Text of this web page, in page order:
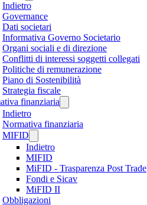
Indietro
Governance
Dati societari
Informativa Governo Societario
Organi sociali e di direzione
Conflitti di interessi soggetti collegati
Politiche di remunerazione
Piano di Sostenibilità
Strategia fiscale
finanziaria
Indietro
Normativa finanziaria
MIFID
Indietro
MIFID
MiFID - Trasparenza Post Trade
Fondi e Sicav
MiFID II
Obbligazioni